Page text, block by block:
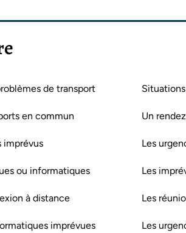
de transport
en commun
imprévus
ou informatiques
à distance
imprévues
Un
Les
Les
Les
Les